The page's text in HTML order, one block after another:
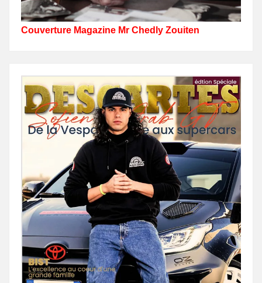
Couverture Magazine Mr Chedly Zouiten